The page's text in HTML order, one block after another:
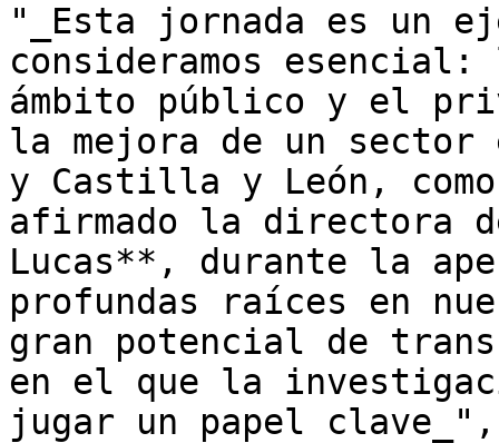
"_Esta jornada es un
consideramos
ámbito público y el
la mejora de un sector
y Castilla y León,
afirmado la directora
Lucas**, durante la
profundas raíces en
gran potencial de
en el que la
jugar un papel